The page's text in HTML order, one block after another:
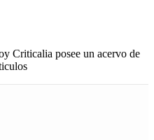
Criticalia posee un acervo de